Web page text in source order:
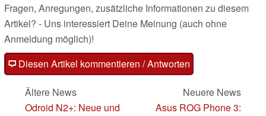
Fragen, Anregungen, zusätzliche Informationen zu diesem
Artikel? - Uns interessiert Deine Meinung (auch ohne
Anmeldung möglich)!
Diesen Artikel kommentieren / Antworten
Ältere News
Odroid N2+: Neue und
Neuere News
Asus ROG Phone 3: